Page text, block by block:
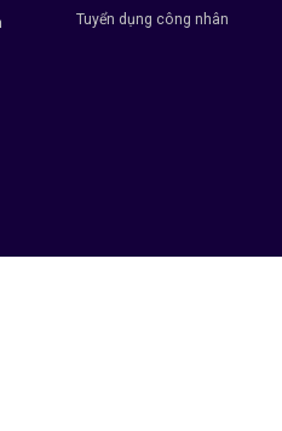
Tuyển dụng công nhân